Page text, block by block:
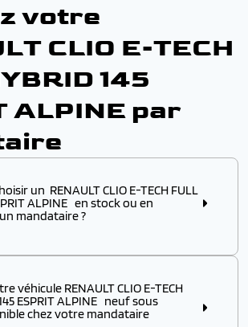
votre
CLIO E-TECH
145
ALPINE par
un RENAULT CLIO E-TECH FULL
ALPINE en stock ou en
mandataire ?
en stockouen arrivagechez un
modèle disponible immédiatement
mois de délai usine
véhicule RENAULT CLIO E-TECH
ESPRIT ALPINE neuf sous
chez votre mandataire